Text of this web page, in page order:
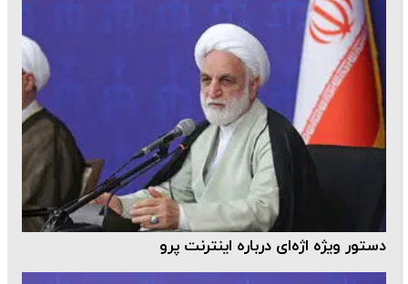
دستور ویژه اژه‌ای درباره اینترنت پرو